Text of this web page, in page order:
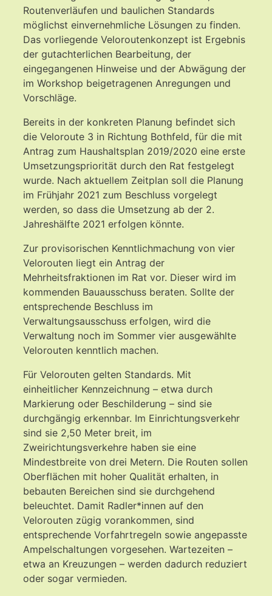
Routenverläufen und baulichen Standards
möglichst einvernehmliche Lösungen zu finden.
Das vorliegende Veloroutenkonzept ist Ergebnis
der gutachterlichen Bearbeitung, der
eingegangenen Hinweise und der Abwägung der
im Workshop beigetragenen Anregungen und
Vorschläge.
Bereits in der konkreten Planung befindet sich
die Veloroute 3 in Richtung Bothfeld, für die mit
Antrag zum Haushaltsplan 2019/2020 eine erste
Umsetzungspriorität durch den Rat festgelegt
wurde. Nach aktuellem Zeitplan soll die Planung
im Frühjahr 2021 zum Beschluss vorgelegt
werden, so dass die Umsetzung ab der 2.
Jahreshälfte 2021 erfolgen könnte.
Zur provisorischen Kenntlichmachung von vier
Velorouten liegt ein Antrag der
Mehrheitsfraktionen im Rat vor. Dieser wird im
kommenden Bauausschuss beraten. Sollte der
entsprechende Beschluss im
Verwaltungsausschuss erfolgen, wird die
Verwaltung noch im Sommer vier ausgewählte
Velorouten kenntlich machen.
Für Velorouten gelten Standards. Mit
einheitlicher Kennzeichnung – etwa durch
Markierung oder Beschilderung – sind sie
durchgängig erkennbar. Im Einrichtungsverkehr
sind sie 2,50 Meter breit, im
Zweirichtungsverkehre haben sie eine
Mindestbreite von drei Metern. Die Routen sollen
Oberflächen mit hoher Qualität erhalten, in
bebauten Bereichen sind sie durchgehend
beleuchtet. Damit Radler*innen auf den
Velorouten zügig vorankommen, sind
entsprechende Vorfahrtregeln sowie angepasste
Ampelschaltungen vorgesehen. Wartezeiten –
etwa an Kreuzungen – werden dadurch reduziert
oder sogar vermieden.